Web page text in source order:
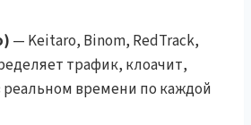
— Keitaro, Binom, RedTrack,
трафик, клоачит,
реальном времени по каждой